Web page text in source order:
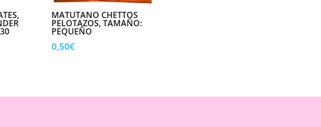
MATUTANO CHETTOS
PELOTAZOS, TAMAÑO:
PEQUEÑO
0,50€